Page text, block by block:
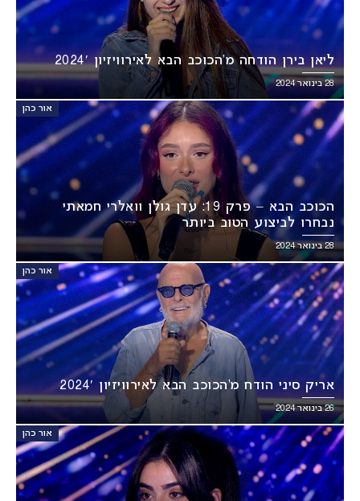
ליאן בירן הודחה מ’הכוכב הבא לאירוויזיון 2024′
28 בינואר 2024
אור כהן
הכוכב הבא – פרק 19: עדן גולן וואלרי חמאתי
נבחרו לביצוע הטוב ביותר
28 בינואר 2024
אור כהן
אריק סיני הודח מ’הכוכב הבא לאירוויזיון 2024′
26 בינואר 2024
אור כהן